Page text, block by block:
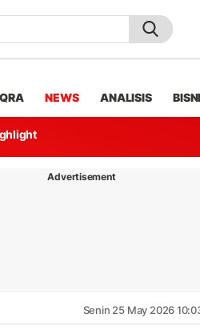
NEWS ANALISIS
Advertisement
Senin 25 May 2026